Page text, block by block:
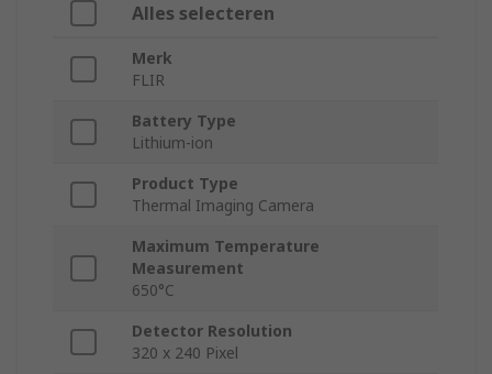
Alles selecteren
Merk
FLIR
Battery Type
Lithium-ion
Product Type
Thermal Imaging Camera
Maximum Temperature
Measurement
650°C
Detector Resolution
320 x 240 Pixel